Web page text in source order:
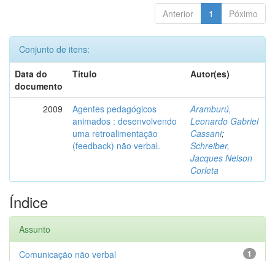
Anterior 1 Póximo
Conjunto de itens:
Data do
documento
Título Autor(es)
2009
Agentes pedagógicos
animados : desenvolvendo
uma retroalimentação
(feedback) não verbal.
Aramburú,
Leonardo Gabriel
Cassani;
Schreiber,
Jacques Nelson
Corleta
Índice
Assunto
1
Comunicação não verbal